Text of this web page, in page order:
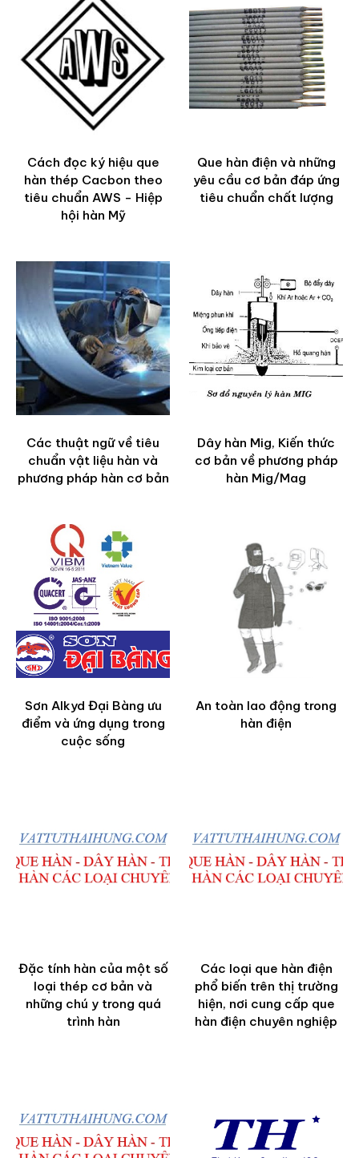
Cách đọc ký hiệu que
hàn thép Cacbon theo
tiêu chuẩn AWS - Hiệp
hội hàn Mỹ
Que hàn điện và những
yêu cầu cơ bản đáp ứng
tiêu chuẩn chất lượng
Các thuật ngữ về tiêu
chuẩn vật liệu hàn và
phương pháp hàn cơ bản
Dây hàn Mig, Kiến thức
cơ bản về phương pháp
hàn Mig/Mag
Sơn Alkyd Đại Bàng ưu
điểm và ứng dụng trong
cuộc sống
An toàn lao động trong
hàn điện
Đặc tính hàn của một số
loại thép cơ bản và
những chú y trong quá
trình hàn
Các loại que hàn điện
phổ biến trên thị trường
hiện, nơi cung cấp que
hàn điện chuyên nghiệp